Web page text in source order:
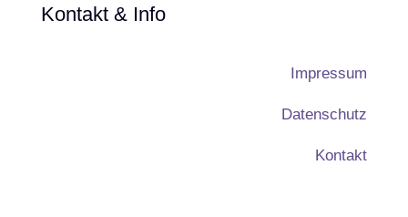
Kontakt & Info
Impressum
Datenschutz
Kontakt